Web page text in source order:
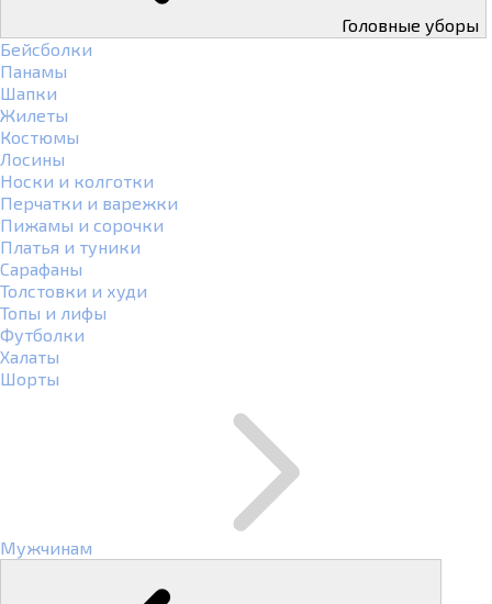
Головные уборы
Бейсболки
Панамы
Шапки
Жилеты
Костюмы
Лосины
Носки и колготки
Перчатки и варежки
Пижамы и сорочки
Платья и туники
Сарафаны
Толстовки и худи
Топы и лифы
Футболки
Халаты
Шорты
Мужчинам